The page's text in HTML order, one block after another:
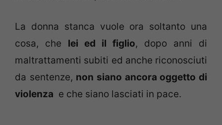
La donna stanca vuole ora soltanto una
cosa, che lei ed il figlio, dopo anni di
maltrattamenti subiti ed anche riconosciuti
da sentenze, non siano ancora oggetto di
violenza e che siano lasciati in pace.